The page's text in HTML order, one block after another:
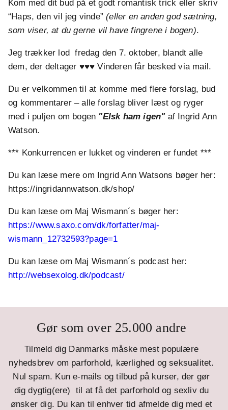
Kom med dit bud på et godt romantisk trick eller skriv
“Haps, den vil jeg vinde”(eller en anden god sætning,
som viser, at du gerne vil have fingrene i bogen).
Jeg trækker lod fredag den 7. oktober, blandt alle
dem, der deltager ♥♥♥ Vinderen får besked via mail.
Du er velkommen til at komme med flere forslag, bud
og kommentarer – alle forslag bliver læst og ryger
med i puljen om bogen "Elsk ham igen"af Ingrid Ann
Watson.
*** Konkurrencen er lukket og vinderen er fundet ***
Du kan læse mere om Ingrid Ann Watsons bøger her:
https://ingridannwatson.dk/shop/
Du kan læse om Maj Wismann´s bøger her:
https://www.saxo.com/dk/forfatter/maj-
wismann_12732593?page=1
Du kan læse om Maj Wismann´s podcast her:
http://websexolog.dk/podcast/
Gør som over 25.000 andre
Tilmeld dig Danmarks måske mest populære
nyhedsbrev om parforhold, kærlighed og seksualitet.
Nul spam. Kun e-mails og tilbud på kurser, der gør
dig dygtig(ere) til at få det parforhold og sexliv du
ønsker dig. Du kan til enhver tid afmelde dig med et